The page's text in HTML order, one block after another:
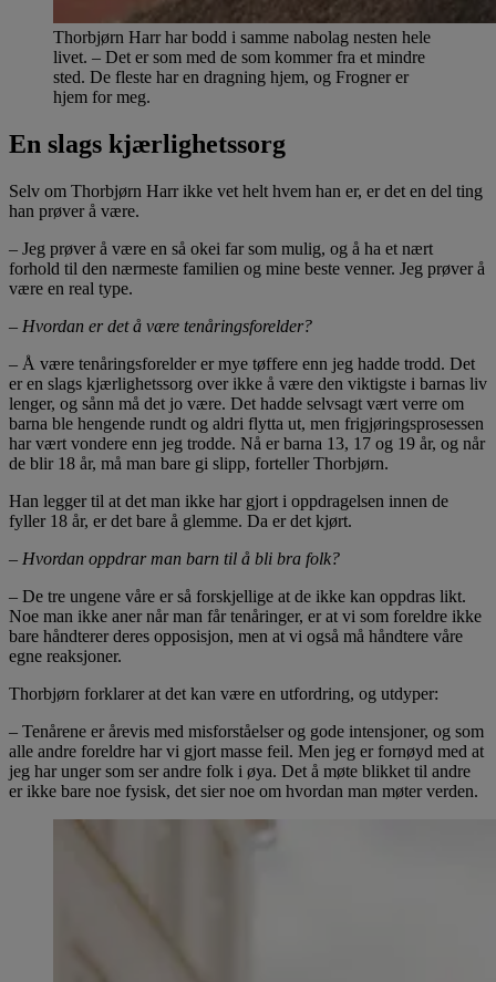
Thorbjørn Harr har bodd i samme nabolag nesten hele
livet. – Det er som med de som kommer fra et mindre
sted. De fleste har en dragning hjem, og Frogner er
hjem for meg.
En slags kjærlighetssorg
Selv om Thorbjørn Harr ikke vet helt hvem han er, er det en del ting
han prøver å være.
– Jeg prøver å være en så okei far som mulig, og å ha et nært
forhold til den nærmeste familien og mine beste venner. Jeg prøver å
være en real type.
– Hvordan er det å være tenåringsforelder?
– Å være tenåringsforelder er mye tøffere enn jeg hadde trodd. Det
er en slags kjærlighetssorg over ikke å være den viktigste i barnas liv
lenger, og sånn må det jo være. Det hadde selvsagt vært verre om
barna ble hengende rundt og aldri flytta ut, men frigjøringsprosessen
har vært vondere enn jeg trodde. Nå er barna 13, 17 og 19 år, og når
de blir 18 år, må man bare gi slipp, forteller Thorbjørn.
Han legger til at det man ikke har gjort i oppdragelsen innen de
fyller 18 år, er det bare å glemme. Da er det kjørt.
– Hvordan oppdrar man barn til å bli bra folk?
– De tre ungene våre er så forskjellige at de ikke kan oppdras likt.
Noe man ikke aner når man får tenåringer, er at vi som foreldre ikke
bare håndterer deres opposisjon, men at vi også må håndtere våre
egne reaksjoner.
Thorbjørn forklarer at det kan være en utfordring, og utdyper:
– Tenårene er årevis med misforståelser og gode intensjoner, og som
alle andre foreldre har vi gjort masse feil. Men jeg er fornøyd med at
jeg har unger som ser andre folk i øya. Det å møte blikket til andre
er ikke bare noe fysisk, det sier noe om hvordan man møter verden.